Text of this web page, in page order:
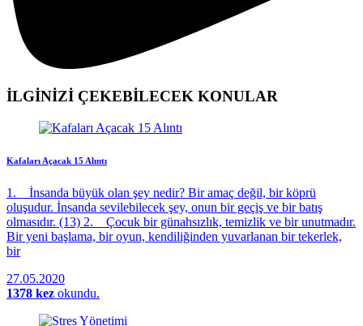
İLGİNİZİ ÇEKEBİLECEK KONULAR
Kafaları Açacak 15 Alıntı
1. İnsanda büyük olan şey nedir? Bir amaç değil, bir köprü
oluşudur. İnsanda sevilebilecek şey, onun bir geçiş ve bir batış
olmasıdır. (13) 2. Çocuk bir günahsızlık, temizlik ve bir unutmadır.
Bir yeni başlama, bir oyun, kendiliğinden yuvarlanan bir tekerlek,
bir
27.05.2020
1378 kez okundu.